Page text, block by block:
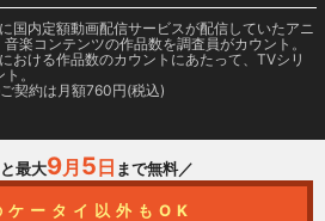
国内定額動画配信サービスが配信していたアニ
楽コンテンツの作品数を調査員がカウント。
おける作品数のカウントにあたって、TVシリ
。
契約は月額760円(税込)
最大9月 5 日 まで無料／
ケータイ以外もOK